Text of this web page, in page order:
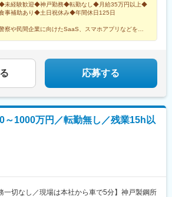
給）
未経験歓迎◆神戸勤務◆転勤なし◆月給35万円以上◆
事補助あり◆土日祝休み◆年間休日125日
察や民間企業に向けたSaaS、スマホアプリなどを提
応募する
～1000万円／転勤無し／残業15h以
一切なし／現場は本社から車で5分】神戸製鋼所